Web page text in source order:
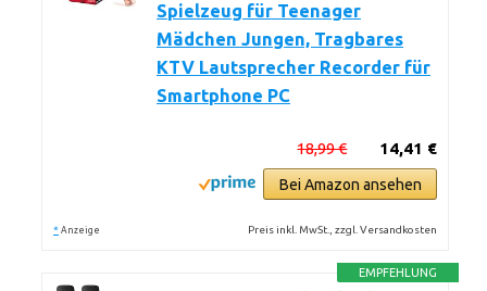
Spielzeug für Teenager
Mädchen Jungen, Tragbares
KTV Lautsprecher Recorder für
Smartphone PC
14,41 €
18,99 €
Bei Amazon ansehen
* Anzeige Preis inkl. MwSt., zzgl. Versandkosten
EMPFEHLUNG